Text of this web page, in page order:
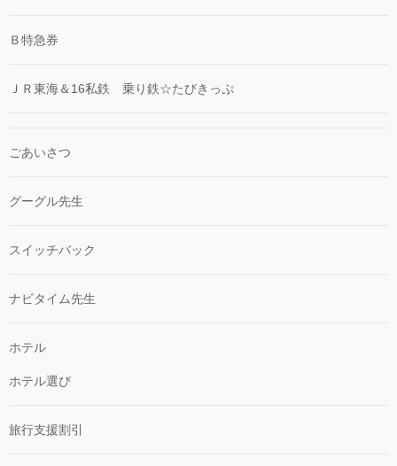
Ｂ特急券
ＪＲ東海＆16私鉄 乗り鉄☆たびきっぷ
ごあいさつ
グーグル先生
スイッチバック
ナビタイム先生
ホテル
ホテル選び
旅行支援割引